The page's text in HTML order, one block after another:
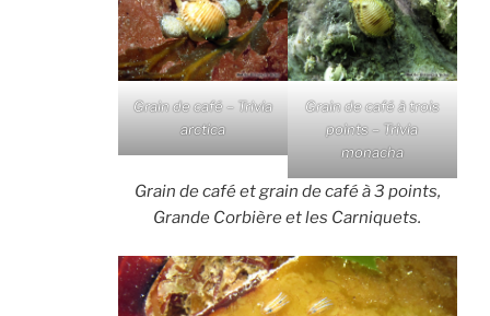
Grain de café – Trivia
arctica
Grain de café à trois
points – Trivia
monacha
Grain de café et grain de café à 3 points,
Grande Corbière et les Carniquets.